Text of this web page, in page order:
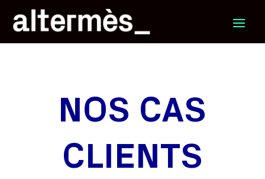
NOS CAS
CLIENTS